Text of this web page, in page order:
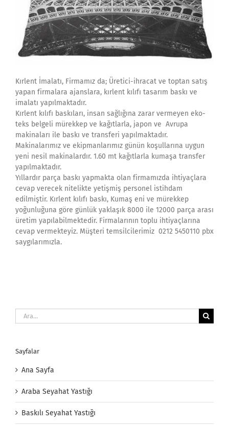
Kırlent İmalatı, Firmamız da; Üretici-ihracat ve toptan satış
yapan firmalara ajanslara, kırlent kılıfı tasarım baskı ve
imalatı yapılmaktadır.
Kırlent kılıfı baskıları, insan sağlığına zarar vermeyen eko-
teks belgeli mürekkep ve kağıtlarla, japon ve Avrupa
makinaları ile baskı ve transferi yapılmaktadır.
Makinalarımız ve ekipmanlarımız günün koşullarına uygun
yeni nesil makinalardır. 1.60 mt kağıtlarla kumaşa transfer
yapılmaktadır.
Yıllardır parça baskı yapmakta olan firmamızda ihtiyaçlara
cevap verecek nitelikte yetişmiş personel istihdam
edilmiştir. Kırlent kılıfı baskı, Kumaş eni ve mürekkep
yoğunluğuna göre günlük yaklaşık 8000 ile 12000 parça arası
üretim yapılabilmektedir. Firmalarının toplu ihtiyaçlarına
cevap vermekteyiz. Müşteri temsilcilerimiz 0212 5450110 pbx
saygılarımızla.
Ara:
Sayfalar
Ana Sayfa
Araba Seyahat Yastığı
Baskılı Seyahat Yastığı